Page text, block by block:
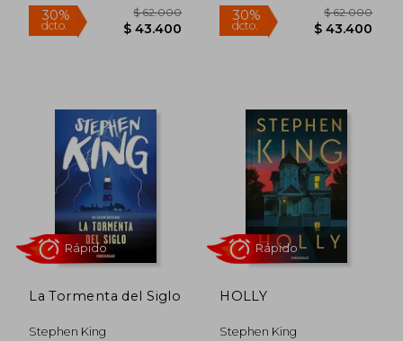
Rápido Rápido
La Tormenta del Siglo
Stephen King
HOLLY
Stephen King